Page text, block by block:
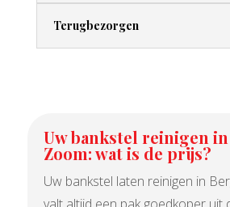
Terugbezorgen
Uw bankstel reinigen
Zoom: wat is de prijs?
Uw bankstel laten reinigen in